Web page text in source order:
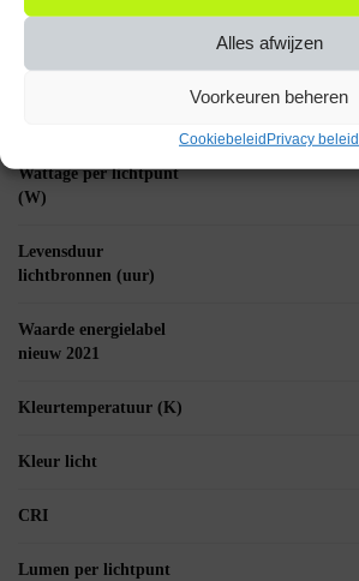
Alles afwijzen
Voorkeuren beheren
CookiebeleidPrivacy beleid
verpakking
Fitting
Wattage per lichtpunt
(W)
Levensduur
lichtbronnen (uur)
Waarde energielabel
nieuw 2021
Kleurtemperatuur (K)
Kleur licht
CRI
Lumen per lichtpunt